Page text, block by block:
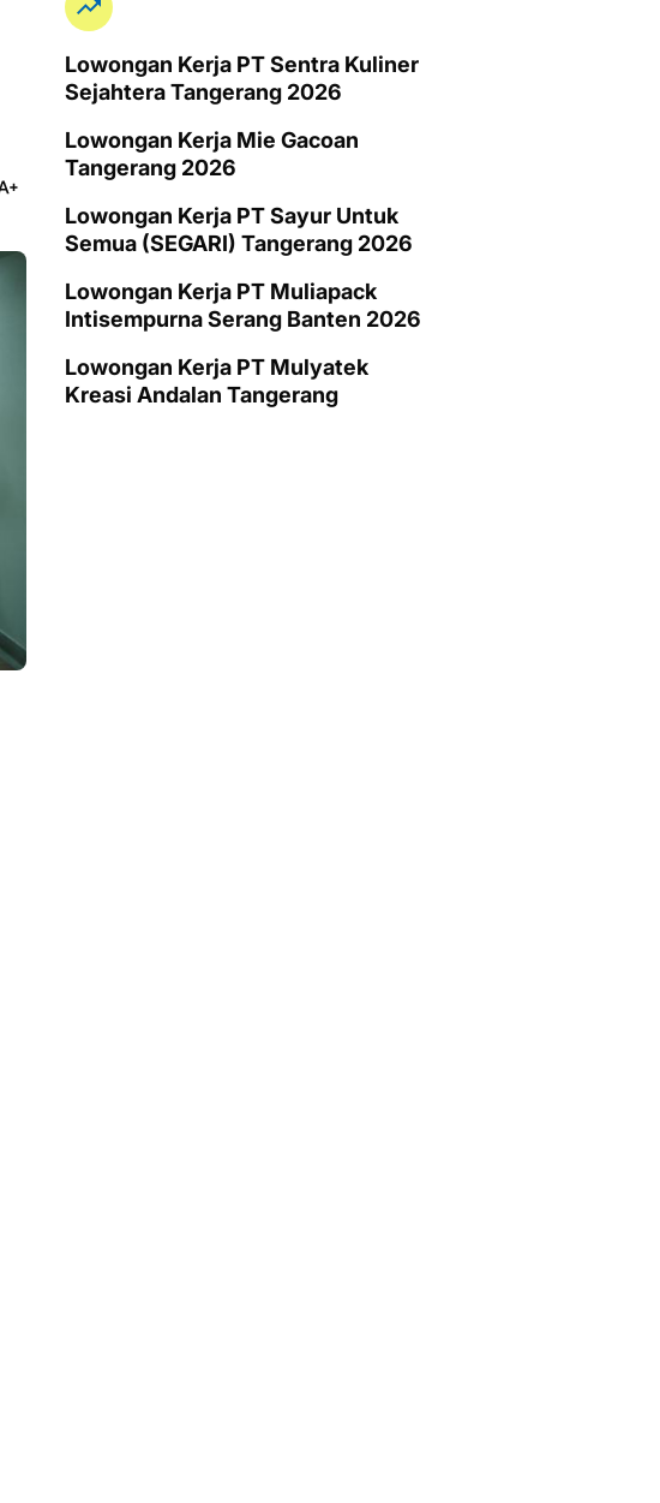
Lowongan Kerja PT Sentra Kuliner
Sejahtera Tangerang 2026
Lowongan Kerja Mie Gacoan
Tangerang 2026
Lowongan Kerja PT Sayur Untuk
Semua (SEGARI) Tangerang 2026
Lowongan Kerja PT Muliapack
Intisempurna Serang Banten 2026
Lowongan Kerja PT Mulyatek
Kreasi Andalan Tangerang